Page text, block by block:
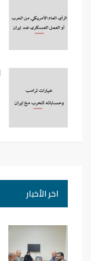
اخر الأخبار